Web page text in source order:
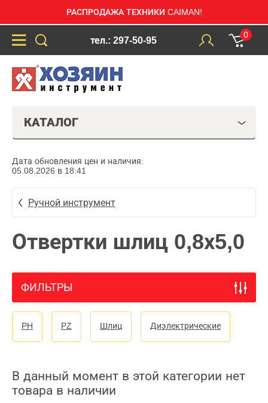
РАСПРОДАЖА ТЕХНИКИ CAIMAN!
тел.: 297-50-95
0
КАТАЛОГ
Дата обновления цен и наличия:
05.08.2026 в 18:41
Ручной инструмент
Отвертки шлиц 0,8х5,0
ФИЛЬТРЫ
PH PZ Шлиц Диэлектрические
В данный момент в этой категории нет
товара в наличии